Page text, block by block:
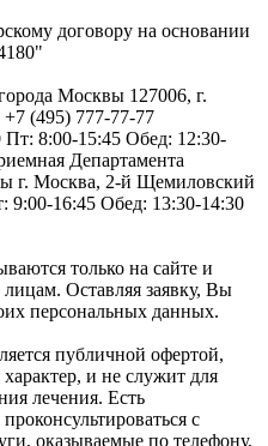
договору на основании
Москвы 127006, г.
(495) 777-77-77
8:00-15:45 Обед: 12:30-
Департамента
г. Москва, 2-й Щемиловский
16:45 Обед: 13:30-14:30
только на сайте и
Оставляя заявку, Вы
персональных данных.
публичной офертой,
и не служит для
лечения. Есть
с
оказываемые по телефону,